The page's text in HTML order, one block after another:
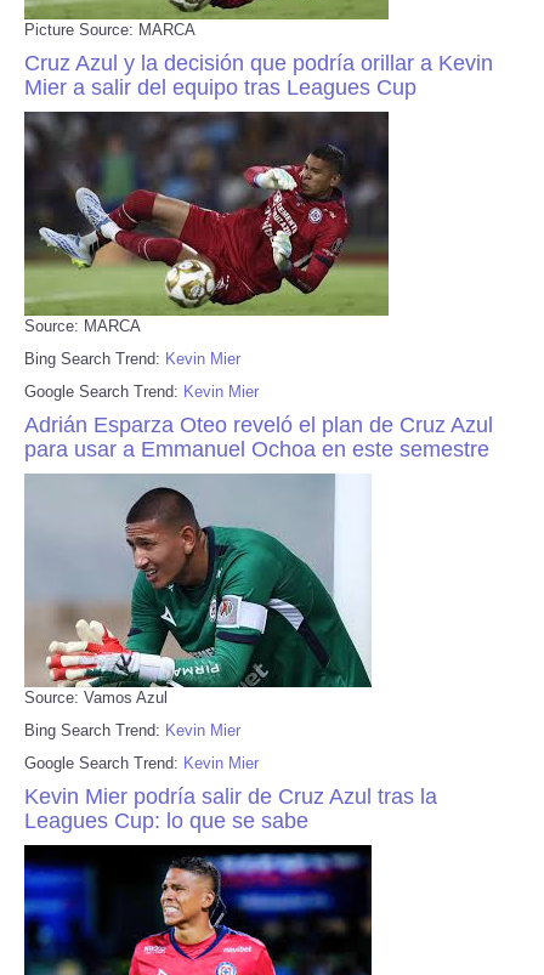
Picture Source: MARCA
Cruz Azul y la decisión que podría orillar a Kevin
Mier a salir del equipo tras Leagues Cup
Source: MARCA
Bing Search Trend: Kevin Mier
Google Search Trend: Kevin Mier
Adrián Esparza Oteo reveló el plan de Cruz Azul
para usar a Emmanuel Ochoa en este semestre
Source: Vamos Azul
Bing Search Trend: Kevin Mier
Google Search Trend: Kevin Mier
Kevin Mier podría salir de Cruz Azul tras la
Leagues Cup: lo que se sabe